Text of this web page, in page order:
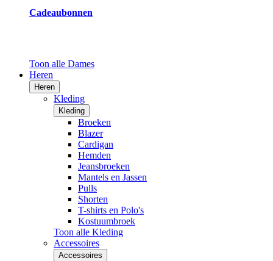
Cadeaubonnen
Toon alle Dames
Heren
Heren
Kleding
Kleding
Broeken
Blazer
Cardigan
Hemden
Jeansbroeken
Mantels en Jassen
Pulls
Shorten
T-shirts en Polo's
Kostuumbroek
Toon alle Kleding
Accessoires
Accessoires